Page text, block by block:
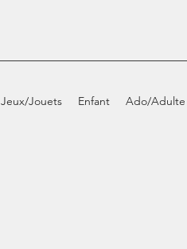
Jeux/Jouets Enfant Ado/Adulte